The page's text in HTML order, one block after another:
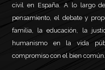
civil en España. A lo largo
pensamiento, el debate y
familia, la educación, la
humanismo en la vida
compromiso con el bien común.